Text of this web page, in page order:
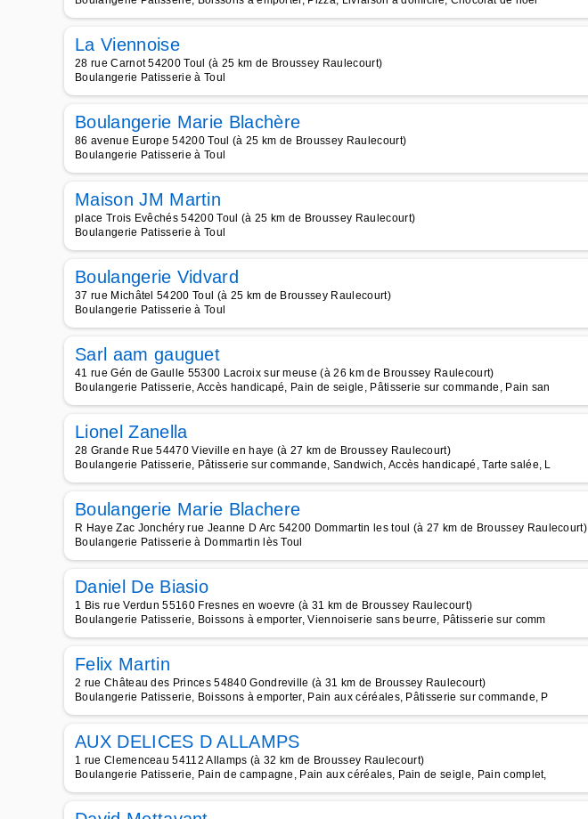
La Viennoise
28 rue Carnot 54200 Toul (à 25 km de Broussey Raulecourt)
Boulangerie Patisserie à Toul
Boulangerie Marie Blachère
86 avenue Europe 54200 Toul (à 25 km de Broussey Raulecourt)
Boulangerie Patisserie à Toul
Maison JM Martin
place Trois Evêchés 54200 Toul (à 25 km de Broussey Raulecourt)
Boulangerie Patisserie à Toul
Boulangerie Vidvard
37 rue Michâtel 54200 Toul (à 25 km de Broussey Raulecourt)
Boulangerie Patisserie à Toul
Sarl aam gauguet
41 rue Gén de Gaulle 55300 Lacroix sur meuse (à 26 km de Broussey Raulecourt)
Boulangerie Patisserie, Accès handicapé, Pain de seigle, Pâtisserie sur commande, Pain san
Lionel Zanella
28 Grande Rue 54470 Vieville en haye (à 27 km de Broussey Raulecourt)
Boulangerie Patisserie, Pâtisserie sur commande, Sandwich, Accès handicapé, Tarte salée, L
Boulangerie Marie Blachere
R Haye Zac Jonchéry rue Jeanne D Arc 54200 Dommartin les toul (à 27 km de Broussey Raulecourt)
Boulangerie Patisserie à Dommartin lès Toul
Daniel De Biasio
1 Bis rue Verdun 55160 Fresnes en woevre (à 31 km de Broussey Raulecourt)
Boulangerie Patisserie, Boissons à emporter, Viennoiserie sans beurre, Pâtisserie sur comm
Felix Martin
2 rue Château des Princes 54840 Gondreville (à 31 km de Broussey Raulecourt)
Boulangerie Patisserie, Boissons à emporter, Pain aux céréales, Pâtisserie sur commande, P
AUX DELICES D ALLAMPS
1 rue Clemenceau 54112 Allamps (à 32 km de Broussey Raulecourt)
Boulangerie Patisserie, Pain de campagne, Pain aux céréales, Pain de seigle, Pain complet,